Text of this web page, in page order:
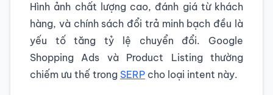
Hình ảnh chất lượng cao, đánh giá từ khách
hàng, và chính sách đổi trả minh bạch đều là
yếu tố tăng tỷ lệ chuyển đổi. Google
Shopping Ads và Product Listing thường
chiếm ưu thế trong SERP cho loại intent này.